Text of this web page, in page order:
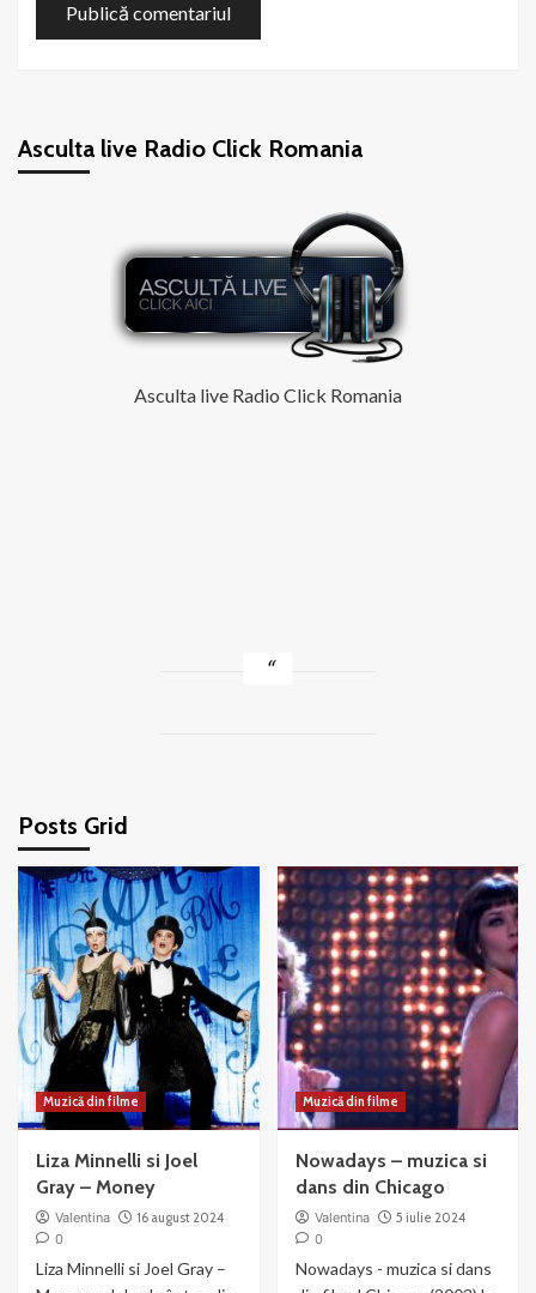
Asculta live Radio Click Romania
Asculta live Radio Click Romania
Posts Grid
Muzică din filme
Liza Minnelli si Joel
Gray – Money
Valentina
16 august 2024
0
Liza Minnelli si Joel Gray –
Muzică din filme
Nowadays – muzica si
dans din Chicago
Valentina
5 iulie 2024
0
Nowadays - muzica si dans